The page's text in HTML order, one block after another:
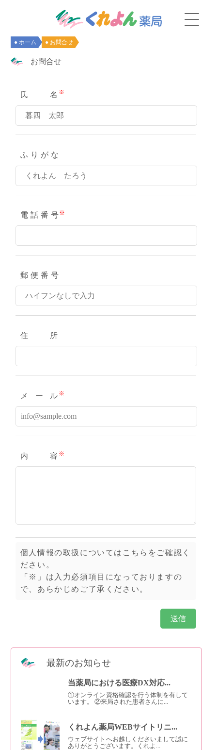
● ホーム ● お問合せ
お問合せ
氏名 ※
ふりが な
電話番 号※
郵便番 号
住 所
メー ル ※
内容 ※
個人情報の取扱についてはこちらをご確認く
ださい。
「※」は入力必須項目になっておりますの
で、あらかじめご了承ください。
最新のお知らせ
当薬局における医療DX対応...
①オンライン資格確認を行う体制を有して
います。 ②来局された患者さんに...
くれよん薬局WEBサイトリニ...
ウェブサイトへお越しくださいまして誠に
ありがとうございます。くれよ...